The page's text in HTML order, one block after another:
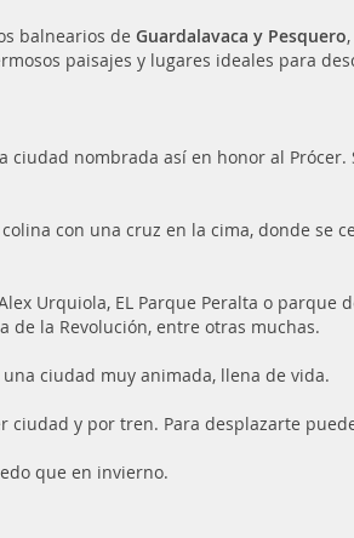
balnearios de Guardalavaca y Pesquero
paisajes y lugares ideales para
ciudad nombrada así en honor al Prócer.
con una cruz en la cima, donde se
Urquiola, EL Parque Peralta o parque
de la Revolución, entre otras muchas.
ciudad muy animada, llena de vida.
y por tren. Para desplazarte
que en invierno.